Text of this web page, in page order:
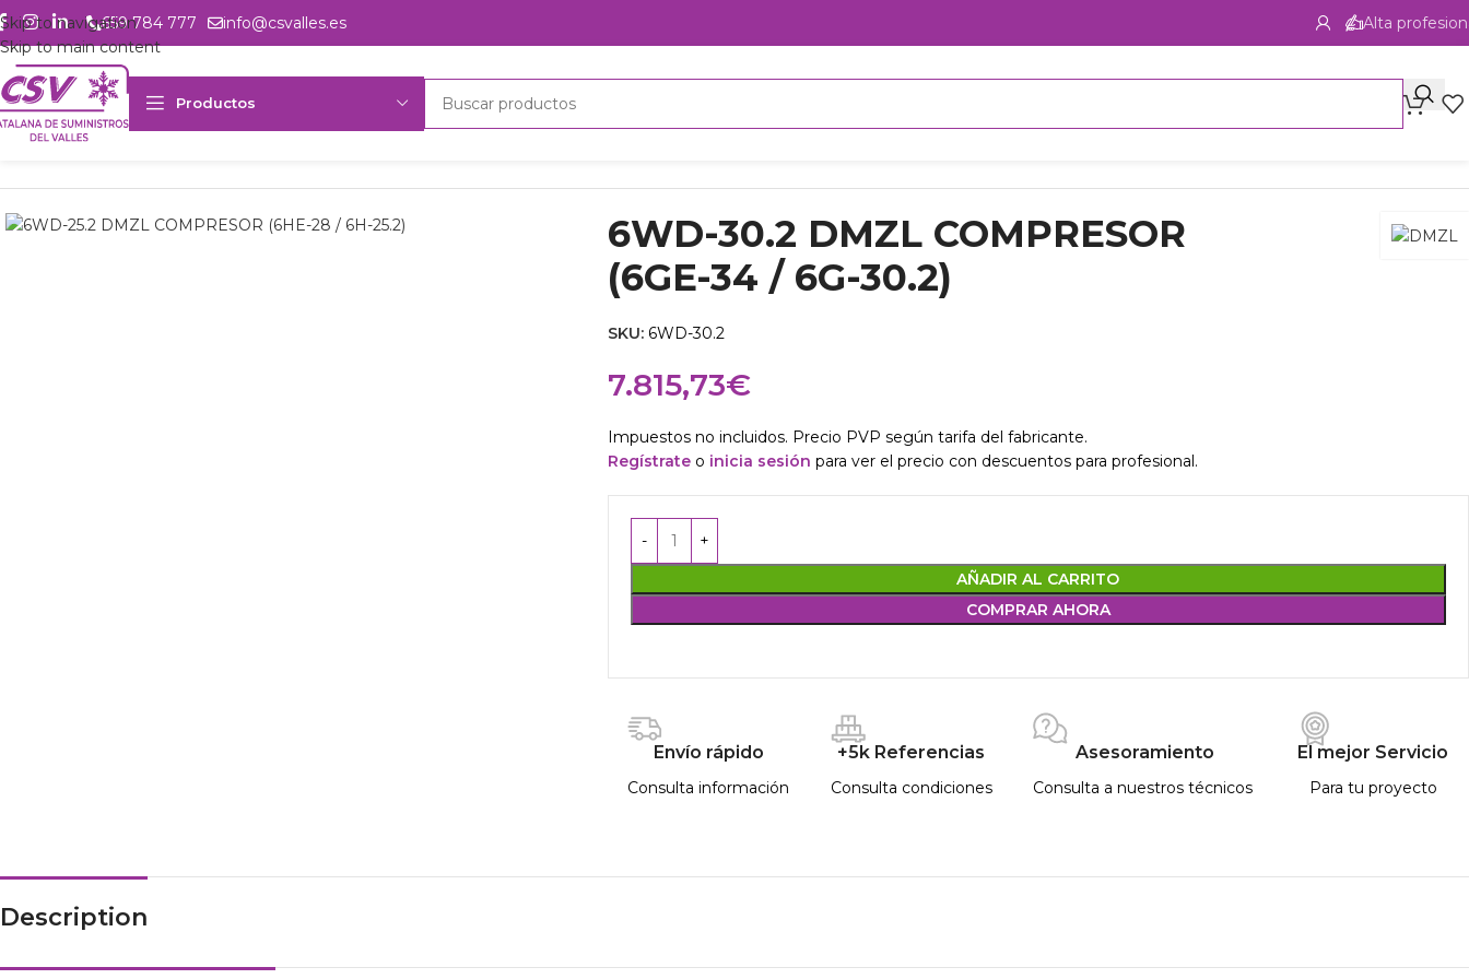
Skip to navigation
Skip to main content
659 784 777 info@csvalles.es Alta
Productos
Inicio Productos
6WD-30.2 DMZL COMPRESOR
(6GE-34 / 6G-30.2)
SKU: 6WD-30.2
7.815,73€
Impuestos no incluidos. Precio PVP según tarifa del fabricante.
Regístrateo inicia sesión para ver el precio con descuentos para profesional.
AÑADIR AL CARRITO
COMPRAR AHORA
Envío rápido
Consulta información
+5k Referencias
Consulta condiciones
Asesoramiento
Consulta a nuestros técnicos
El mejor Servicio
Para tu proyecto
Description